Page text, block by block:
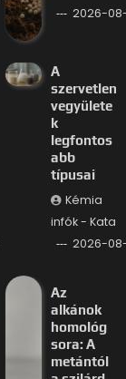
2026-
A
szervetlen
vegyülete
k
legfontos
abb
típusai
Kémia
infók - Kata
2026-
Az
alkánok
homológ
sora: A
metántól